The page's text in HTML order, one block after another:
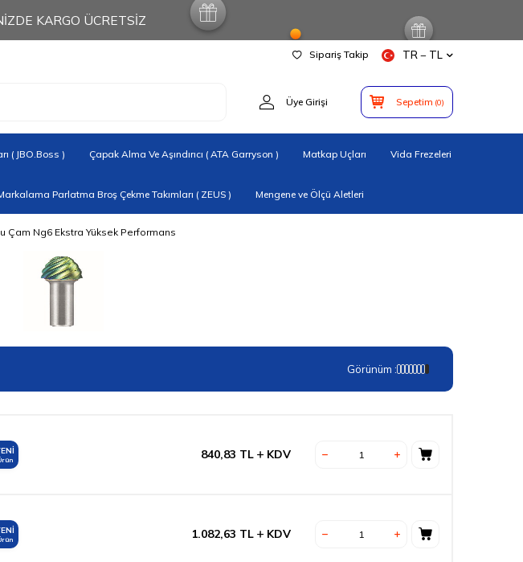
KARGO ÜCRETSİZ
Sipariş Takip TR − TL
Üye Girişi Sepetim (0)
( JBO.Boss ) Çapak Alma Ve Aşındırıcı ( ATA Garryson ) Matkap Uçları Vida Frezeleri
Parlatma Broş Çekme Takımları ( ZEUS ) Mengene ve Ölçü Aletleri
Çam Ng6 Ekstra Yüksek Performans
Görünüm :
840,83 TL KDV
1.082,63 TL KDV